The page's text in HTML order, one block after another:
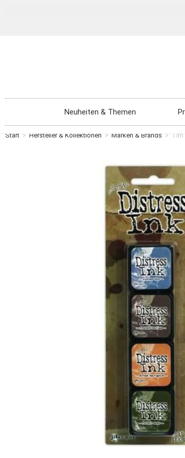
Neuheiten & Themen
Start > Hersteller & Kollektionen > Marken & Brands >